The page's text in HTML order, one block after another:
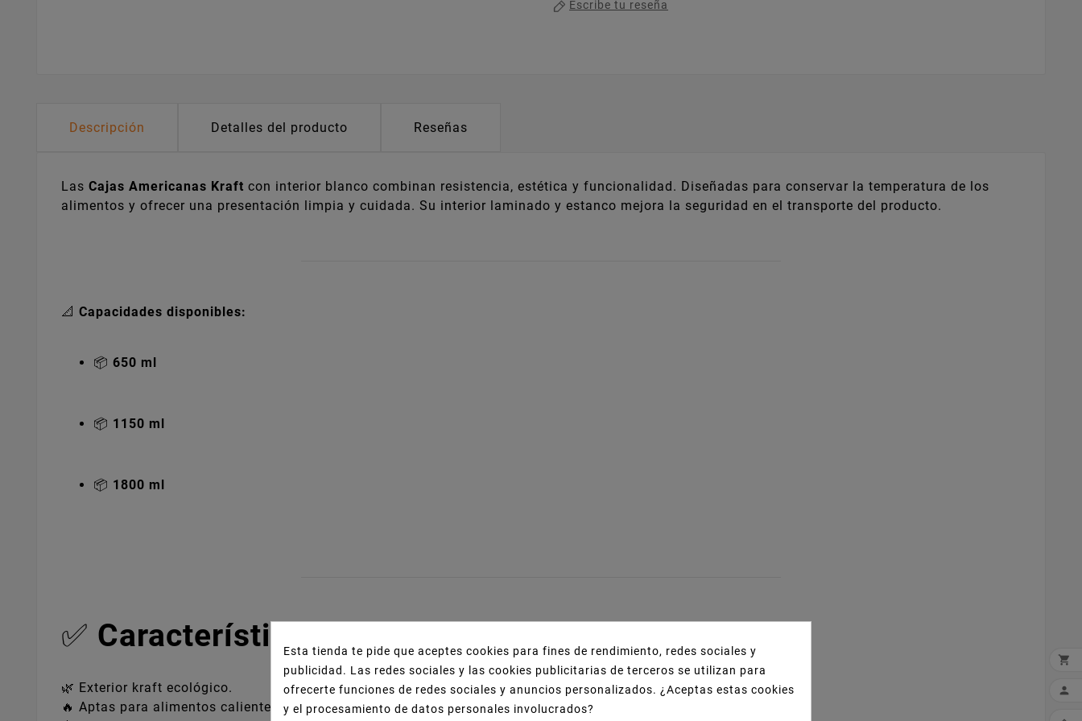
Escribe tu reseña
Descripción Detalles del producto Reseñas
Las Cajas Americanas Kraft con interior blanco combinan resistencia, estética y funcionalidad. Diseñadas para conservar la temperatura de los
alimentos y ofrecer una presentación limpia y cuidada. Su interior laminado y estanco mejora la seguridad en el transporte del producto.
📐 Capacidades disponibles:
📦 650 ml
📦 1150 ml
📦 1800 ml
✅ Características destacadas:
🌿 Exterior kraft ecológico.
🔥 Aptas para alimentos calientes


Esta tienda te pide que aceptes cookies para fines de rendimiento, redes sociales y
publicidad. Las redes sociales y las cookies publicitarias de terceros se utilizan para
ofrecerte funciones de redes sociales y anuncios personalizados. ¿Aceptas estas cookies
y el procesamiento de datos personales involucrados?